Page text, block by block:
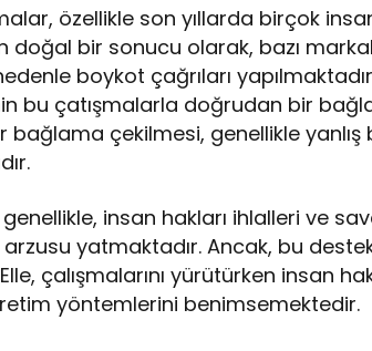
özellikle son yıllarda birçok
doğal bir sonucu olarak, bazı
boykot çağrıları
bu çatışmalarla doğrudan bir
bağlama çekilmesi, genellikle
insan hakları ihlalleri ve
yatmaktadır. Ancak, bu
çalışmalarını yürütürken insan
yöntemlerini benimsemektedir.